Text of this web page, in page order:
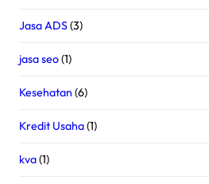
Jasa ADS(3)
jasa seo(1)
Kesehatan (6)
Kredit Usaha(1)
kva(1)